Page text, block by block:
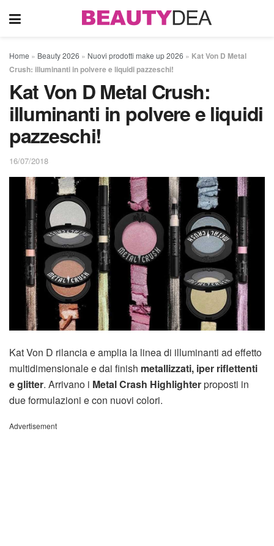
Home » Beauty 2026 » Nuovi prodotti make up 2026 » Kat Von D Metal
Crush: illuminanti in polvere e liquidi pazzeschi!
Kat Von D Metal Crush:
illuminanti in polvere e liquidi
pazzeschi!
16/07/2018
Kat Von D rilancia e amplia la linea di illuminanti ad effetto
multidimensionale e dai finish metallizzati, iper riflettenti
e glitter. Arrivano i Metal Crash Highlighterproposti in
due formulazioni e con nuovi colori.
Advertisement